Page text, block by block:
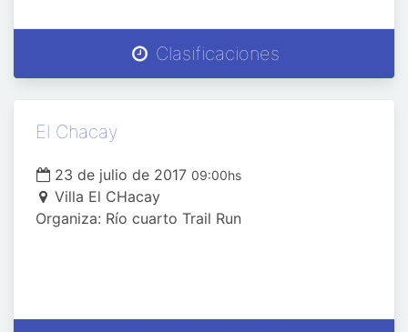
Clasificaciones
El Chacay
23 de julio de 2017 09:00hs
Villa El CHacay
Organiza: Río cuarto Trail Run